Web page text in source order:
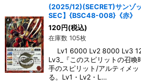
(2025/12)(SECRET)サンゾ
SEC】{BSC48-008}《赤》
120 円(税込)
在庫数 105枚
Lv1 6000 Lv2 8000 Lv3
Lv3_『このスピリットの召喚
手のスピリット/アルティメッ
る。Lv1・Lv2・L…